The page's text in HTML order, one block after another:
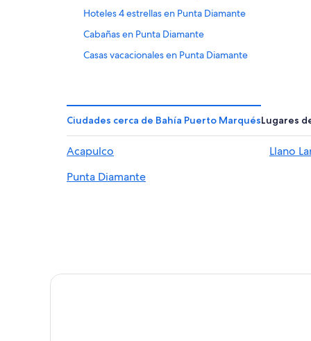
Hoteles 4 estrellas en Punta Diamante
Cabañas en Punta Diamante
Casas vacacionales en Punta Diamante
Hoteles con spa en Punta Diamante
Hoteles ecológicos en Punta Diamante
Hoteles románticos en Punta Diamante
Hoteles con bar en Punta Diamante
Ciudades cerca de Bahía Puerto MarquésLugares
Acapulco Llano
Punta Diamante